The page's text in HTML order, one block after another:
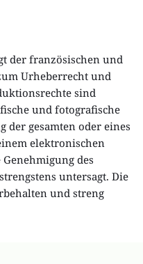
der französischen und
Urheberrecht und
sind
und fotografische
der gesamten oder eines
elektronischen
des
untersagt. Die
und streng